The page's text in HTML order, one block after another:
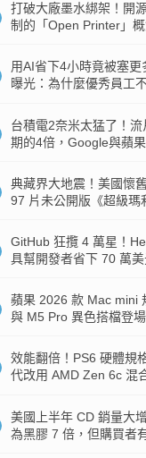
打破大廠墨水綁架！開
制的「Open Printer」
用AI省下4小時竟被塞更
曝光：為什麼優秀員工
台積電2奈米太猛了！
期的4倍，Google與蘋
典藏界大地震！美國懷
97 片未公開版《超級瑪
GitHub 狂攬 4 萬星！
具幫開發者省下 70 萬美
蘋果 2026 款 Mac mini
與 M5 Pro 異色搭檔登
效能翻倍！PS6 硬體規
代改用 AMD Zen 6c 混
美國上半年 CD 銷量大
為黑膠 7 倍，但購買者